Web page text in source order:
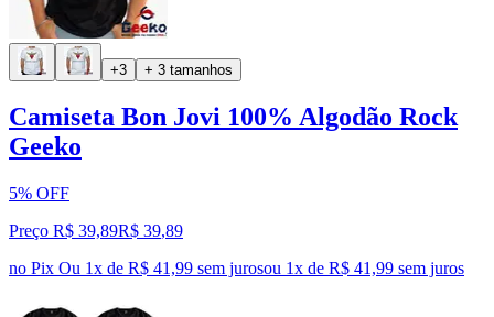
+3 + 3 tamanhos
Camiseta Bon Jovi 100% Algodão Rock
Geeko
5% OFF
Preço R$ 39,89R$ 39,89
no Pix Ou 1x de R$ 41,99 sem jurosou 1x de R$ 41,99 sem juros